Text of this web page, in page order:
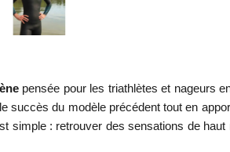
pensée pour les triathlètes et nageurs
succès du modèle précédent tout en
simple : retrouver des sensations de